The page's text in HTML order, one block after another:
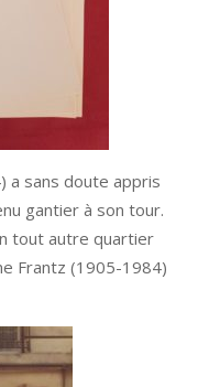
a sans doute appris
gantier à son tour.
tout autre quartier
Frantz (1905-1984)